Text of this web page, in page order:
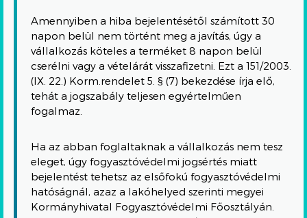
Amennyiben a hiba bejelentésétől számított 30
napon belül nem történt meg a javítás, úgy a
vállalkozás köteles a terméket 8 napon belül
cserélni vagy a vételárát visszafizetni. Ezt a 151/2003.
(IX. 22.) Korm.rendelet 5. § (7) bekezdése írja elő,
tehát a jogszabály teljesen egyértelműen
fogalmaz.
Ha az abban foglaltaknak a vállalkozás nem tesz
eleget, úgy fogyasztóvédelmi jogsértés miatt
bejelentést tehetsz az elsőfokú fogyasztóvédelmi
hatóságnál, azaz a lakóhelyed szerinti megyei
Kormányhivatal Fogyasztóvédelmi Főosztályán.